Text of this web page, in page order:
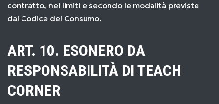
contratto, nei limiti e secondo le modalità previste
dal Codice del Consumo.
ART. 10. ESONERO DA
RESPONSABILITÀ DI TEACH
CORNER